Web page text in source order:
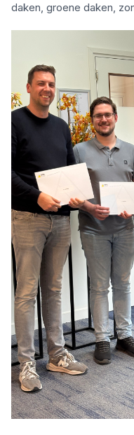
daken, groene daken,